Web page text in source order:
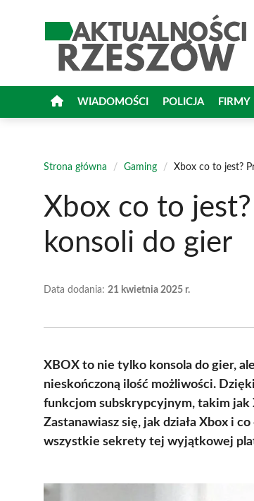
WIADOMOŚCI POLICJA FIRMY
Strona główna / Gaming / Xbox co to jest?
Xbox co to
konsoli do gier
Data dodania: 21 kwietnia 2025 r.
XBOX to nie tylko konsola do gier,
nieskończoną ilość możliwości.
funkcjom subskrypcyjnym, takim jak
Zastanawiasz się, jak działa Xbox i
wszystkie sekrety tej wyjątkowej